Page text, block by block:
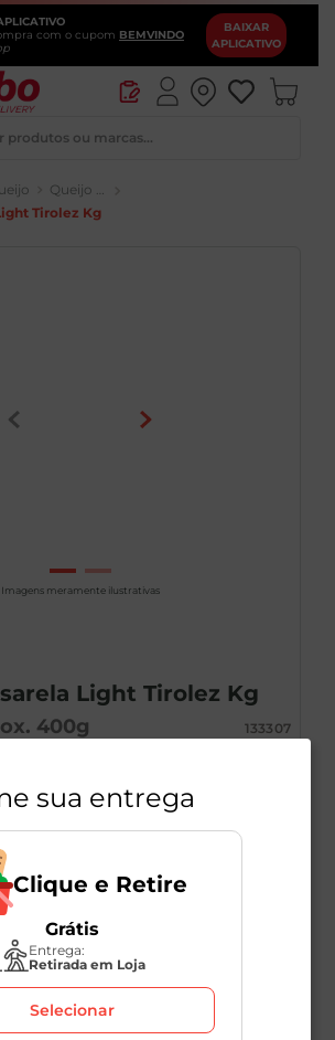
com o cupom BEMVINDO
BAIXAR
APLICATIVO
ou marcas...
Queijo Mussarela
Tirolez Kg
Imagens meramente ilustrativas
Light Tirolez Kg
400g 133307
sua entrega
Clique e Retire
Grátis
Entrega:
Retirada em Loja
Selecionar